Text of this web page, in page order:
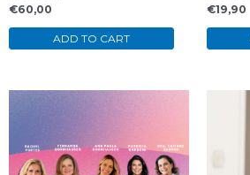
Rated
0
out
5
€60,00
ADD TO CART
Rated
0
out
5
€19,90